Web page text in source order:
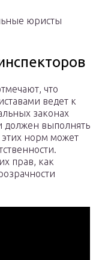
юристы
что
ведет к
законах
должен выполнять
норм может
прав, как